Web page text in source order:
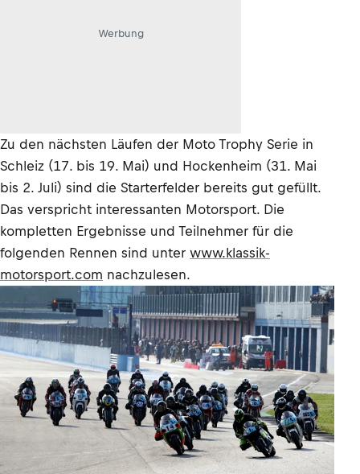
Werbung
Zu den nächsten Läufen der Moto Trophy Serie in
Schleiz (17. bis 19. Mai) und Hockenheim (31. Mai
bis 2. Juli) sind die Starterfelder bereits gut gefüllt.
Das verspricht interessanten Motorsport. Die
kompletten Ergebnisse und Teilnehmer für die
folgenden Rennen sind unter www.klassik-
motorsport.com nachzulesen.